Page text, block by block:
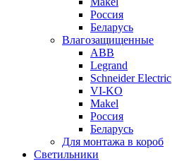
Россия
Беларусь
Влагозащищенные
ABB
Legrand
Schneider Electric
VI-KO
Makel
Россия
Беларусь
Для монтажа в короб
Светильники